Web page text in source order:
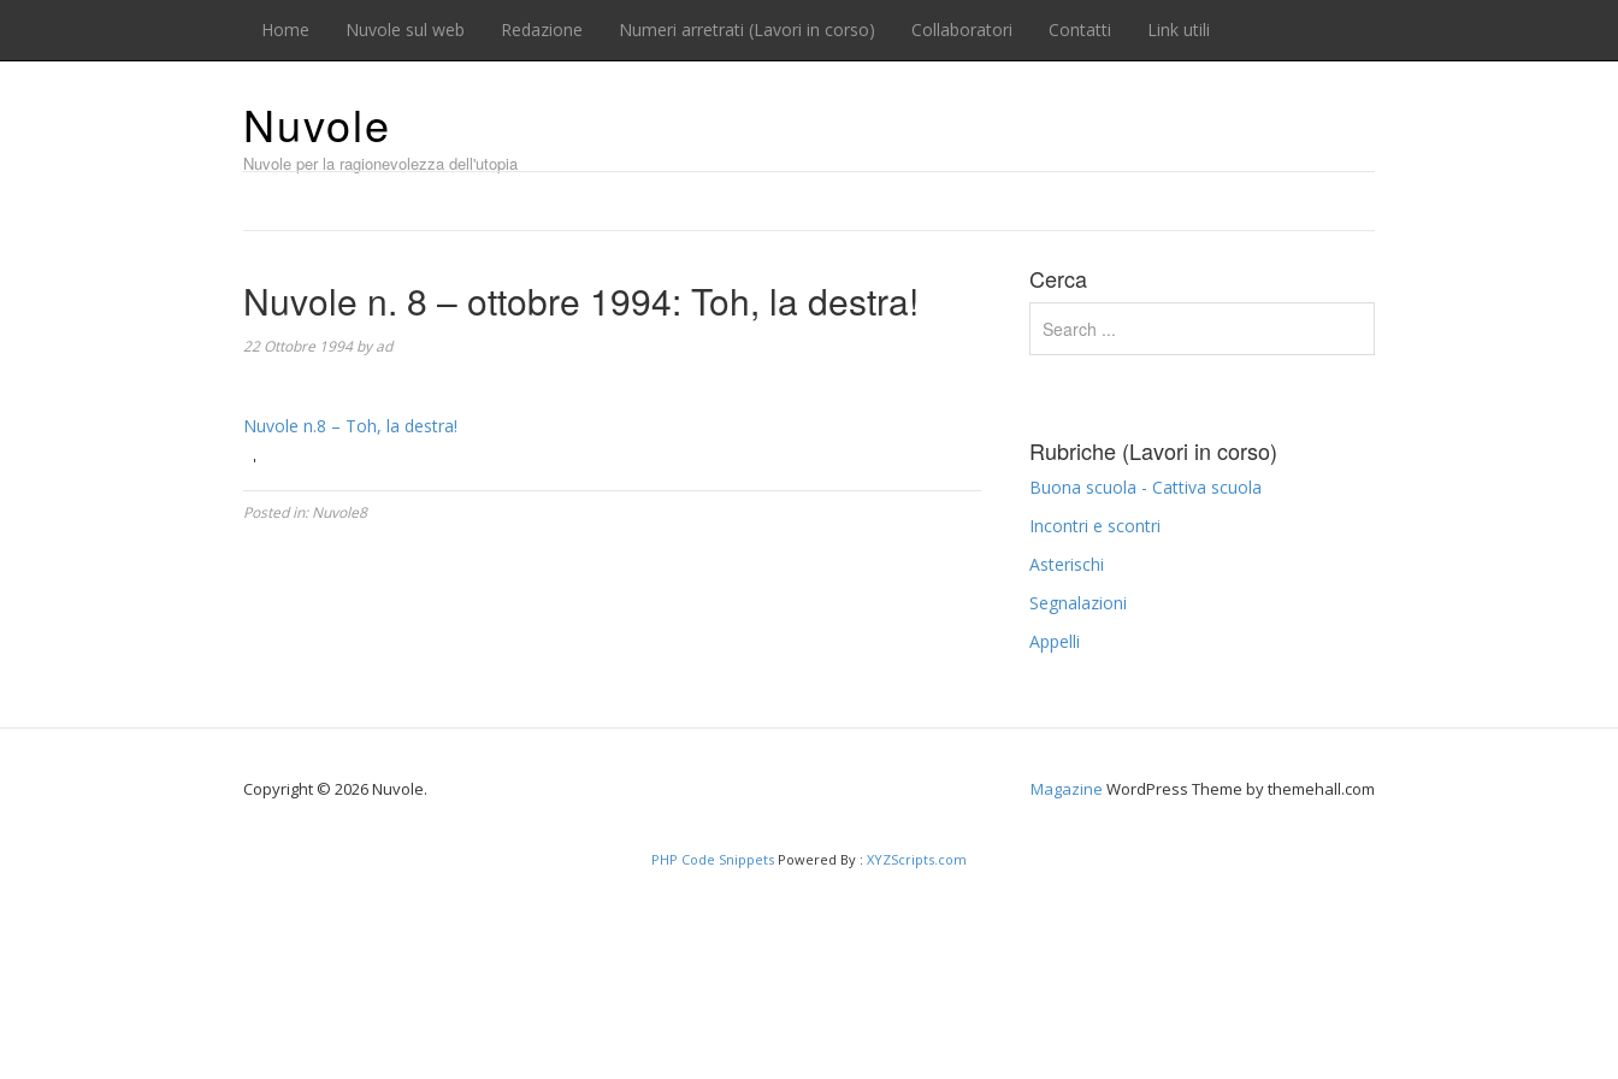
Home Nuvole sul web Redazione Numeri arretrati (Lavori in corso) Collaboratori Contatti Link utili
Nuvole
Nuvole per la ragionevolezza dell'utopia
Nuvole n. 8 – ottobre 1994: Toh, la destra!
22 Ottobre 1994 byad
Nuvole n.8 – Toh, la destra!
'
Posted in:Nuvole8
Cerca
Rubriche (Lavori in corso)
Buona scuola - Cattiva scuola
Incontri e scontri
Asterischi
Segnalazioni
Appelli
Copyright © 2026 Nuvole. Magazine WordPress Theme by themehall.com
PHP Code Snippets Powered By : XYZScripts.com